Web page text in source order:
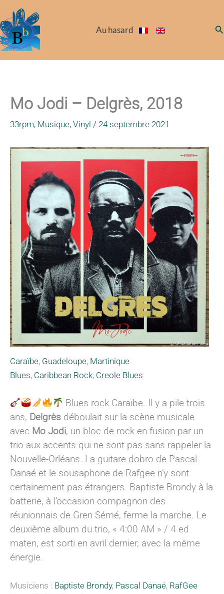
au
contenu
Au hasard
Mo Jodi – Delgrès, 2018
33rpm, Musique, Vinyl / 24 septembre 2021
Caraïbe, Guadeloupe, Martinique
Blues, Caribbean Rock, Creole Blues
Blues rock Caraïbe. Il y a pile trois
ans, Delgrès déboulait sur la scène musicale
avec Mo Jodi, un bloc de rock en fusion par un
trio aux accents qui ne sont pas sans rappeler la
Nouvelle-Orléans. La guitare dobro de Pascal
Danaé et le sousaphone de Rafgee n’y sont
certainement pas étrangers. Baptiste Brondy à la
batterie, à l’occasion compagnon des
réunionnais de Gren Sémé, ferme la marche. Le
deuxième album du trio, « 4:00 AM » / 4 ed
maten, est sorti en avril dernier, avec la même
énergie.
Musiciens : Baptiste Brondy, Pascal Danaé, RafGee